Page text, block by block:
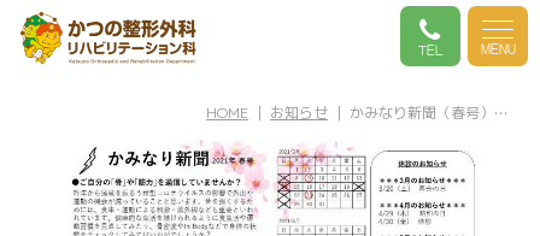
MENU
TEL
HOME ｜ お知らせ ｜ かみなり新聞（春号）…